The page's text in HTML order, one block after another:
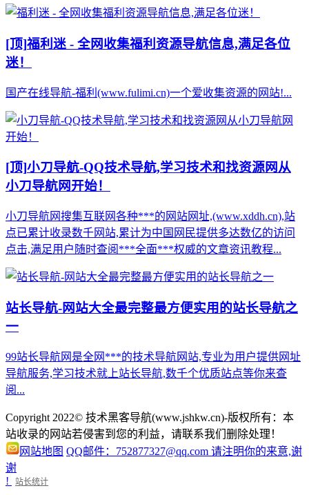
[顶]福利迷 - 全网收集福利资源导航信息,满足各位
迷！
国产在线导航-福利(www.fulimi.cn)一个爱收集资源的网站!...
[顶]小刀导航-QQ技术导航,学习技术和找资源网从
小刀导航网开始！
小刀导航网搜集互联网各种***的网站网址,(www.xddh.cn),站
点已累计收录数千网站,累计为中国网民提供多达数亿的访问
点击,满足用户随时查阅***全面***权威的文章资讯教程...
站长导航-网站大全最完整最方便实用的站长导航之
一
99站长导航网是全网***的技术导航网站,专业为用户提供网址
导航服务,学习技术就上站长导航,数千个优质站点等你来查
阅...
Copyright 2022© 技术黑客导航(www.jshkw.cn)-版权所有：本
站收录的网站若侵害到您的利益，请联系我们删除处理！
网站地图 QQ邮件：752877327@qq.com 请注明你的来意,谢
谢
!
站长统计